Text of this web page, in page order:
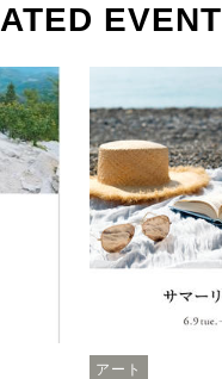
EVENT
アート